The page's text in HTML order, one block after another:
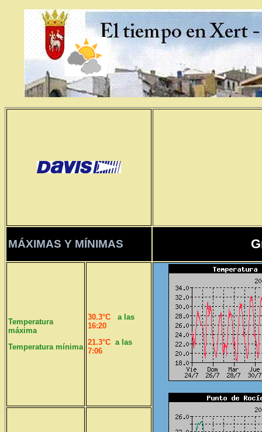
MÁXIMAS Y MÍNIMAS
Temperatura
máxima
Temperatura mínima
30.3°C a las
16:20
21.3°C a las
7:06